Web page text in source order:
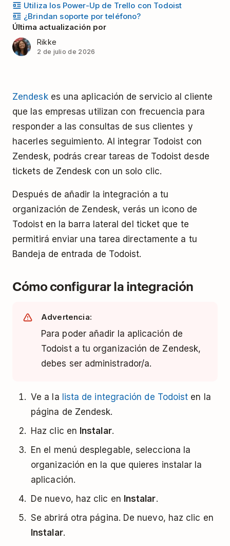
Utiliza los Power-Up de Trello con Todoist
¿Brindan soporte por teléfono?
Última actualización por
Rikke
2 de julio de 2026
Zendeskes una aplicación de servicio al cliente
que las empresas utilizan con frecuencia para
responder a las consultas de sus clientes y
hacerles seguimiento. Al integrar Todoist con
Zendesk, podrás crear tareas de Todoist desde
tickets de Zendesk con un solo clic.
Después de añadir la integración a tu
organización de Zendesk, verás un icono de
Todoist en la barra lateral del ticket que te
permitirá enviar una tarea directamente a tu
Bandeja de entrada de Todoist.
Cómo configurar la integración
Advertencia:
Para poder añadir la aplicación de
Todoist a tu organización de Zendesk,
debes ser administrador/a.
Ve a la lista de integración de Todoist en la
página de Zendesk.
Haz clic en Instalar.
En el menú desplegable, selecciona la
organización en la que quieres instalar la
aplicación.
De nuevo, haz clic en Instalar.
Se abrirá otra página. De nuevo, haz clic en
Instalar.